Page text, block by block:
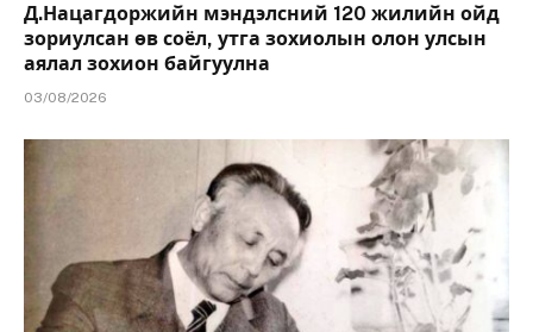
Д.Нацагдоржийн мэндэлсний 120 жилийн ойд
зориулсан өв соёл, утга зохиолын олон улсын
аялал зохион байгуулна
03/08/2026